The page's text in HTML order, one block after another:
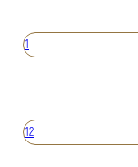
1
12